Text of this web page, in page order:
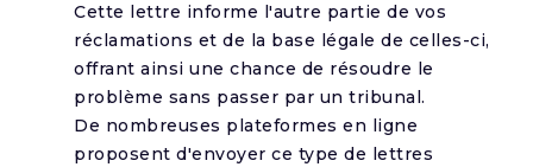
Cette lettre informe l'autre partie de vos
réclamations et de la base légale de celles-ci,
offrant ainsi une chance de résoudre le
problème sans passer par un tribunal.
De nombreuses plateformes en ligne
proposent d'envoyer ce type de lettres